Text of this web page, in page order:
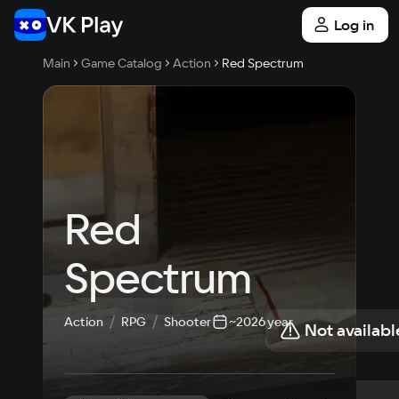
Log in
Main Game Catalog Action Red Spectrum
Red
Spectrum
Action RPG Shooter ~2026 year Not